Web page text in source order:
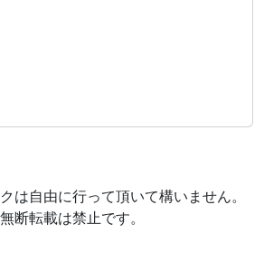
は自由に行って頂いて構いません。
断転載は禁止です。